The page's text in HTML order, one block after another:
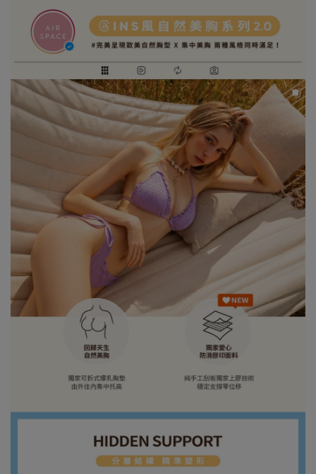
摩擦或潮濕而導致染色。
※ 顏色請參考單品圖片較為接近，但因圖檔顏色會因個人電腦螢幕
設定差異略有不同，請以實際商品顏色為準。
身高173cm／胸圍Bust：83cm
腰圍Waist：57cm／臀圍hips：88cm
試穿報告：模特兒穿著S號
泳褲